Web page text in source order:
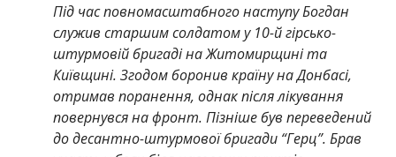
Під час повномасштабного наступу Богдан
служив старшим солдатом у 10-й гірсько-
штурмовій бригаді на Житомирщині та
Київщині. Згодом боронив країну на Донбасі,
отримав поранення, однак після лікування
повернувся на фронт. Пізніше був переведений
до десантно-штурмової бригади “Герц”. Брав